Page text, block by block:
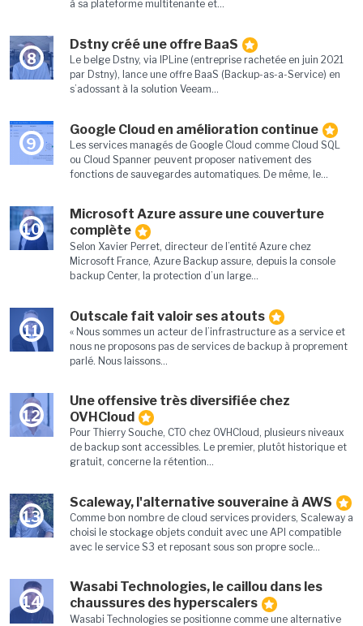
à sa plateforme multitenante et...
8
Dstny créé une offre BaaS
Le belge Dstny, via IPLine (entreprise rachetée en juin 2021
par Dstny), lance une offre BaaS (Backup-as-a-Service) en
s’adossant à la solution Veeam...
9
Google Cloud en amélioration continue
Les services managés de Google Cloud comme Cloud SQL
ou Cloud Spanner peuvent proposer nativement des
fonctions de sauvegardes automatiques. De même, le...
10
Microsoft Azure assure une couverture
complète
Selon Xavier Perret, directeur de l’entité Azure chez
Microsoft France, Azure Backup assure, depuis la console
backup Center, la protection d’un large...
11
Outscale fait valoir ses atouts
« Nous sommes un acteur de l’infrastructure as a service et
nous ne proposons pas de services de backup à proprement
parlé. Nous laissons...
12
Une offensive très diversifiée chez
OVHCloud
Pour Thierry Souche, CTO chez OVHCloud, plusieurs niveaux
de backup sont accessibles. Le premier, plutôt historique et
gratuit, concerne la rétention...
13
Scaleway, l'alternative souveraine à AWS
Comme bon nombre de cloud services providers, Scaleway a
choisi le stockage objets conduit avec une API compatible
avec le service S3 et reposant sous son propre socle...
14
Wasabi Technologies, le caillou dans les
chaussures des hyperscalers
Wasabi Technologies se positionne comme une alternative